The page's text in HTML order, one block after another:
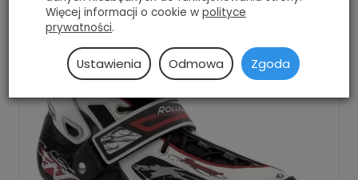
Więcej informacji o cookie w polityce
prywatności.
Ustawienia Odmowa Zgoda